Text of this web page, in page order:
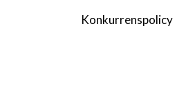
Konkurrenspolicy